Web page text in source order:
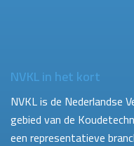
NVKL in het kort
NVKL is de Nederlandse
gebied van de
een representatieve